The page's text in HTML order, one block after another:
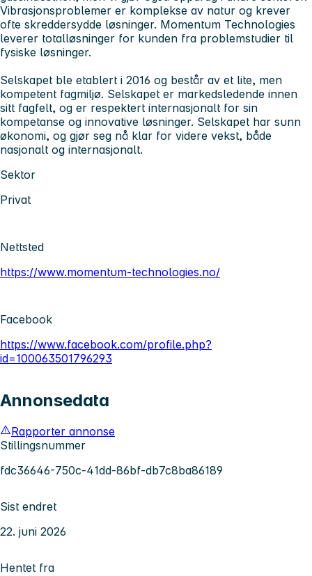
Vibrasjonsproblemer er komplekse av natur og krever
ofte skreddersydde løsninger. Momentum Technologies
leverer totalløsninger for kunden fra problemstudier til
fysiske løsninger.
Selskapet ble etablert i 2016 og består av et lite, men
kompetent fagmiljø. Selskapet er markedsledende innen
sitt fagfelt, og er respektert internasjonalt for sin
kompetanse og innovative løsninger. Selskapet har sunn
økonomi, og gjør seg nå klar for videre vekst, både
nasjonalt og internasjonalt.
Sektor
Privat
Nettsted
https://www.momentum-technologies.no/
Facebook
https://www.facebook.com/profile.php?
id=100063501796293
Annonsedata
Rapporter annonse
Stillingsnummer
fdc36646-750c-41dd-86bf-db7c8ba86189
Sist endret
22. juni 2026
Hentet fra